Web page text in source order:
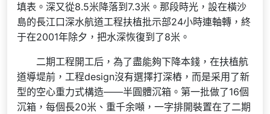
填表。深又從8.5米降落到7.3米。那段時光，設在橫沙
島的長江口深水航道工程扶植批示部24小時連軸轉，終
于在2001年除夕，把水深恢復到了8米。
二期工程開工后，為了盡能夠下降本錢，在扶植航
道導堤前，工程design沒有選擇打深樁，而是采用了新
型的空心重力式構造——半圓體沉箱。第一批做了16個
沉箱，每個長20米、重千余噸，一字排開裝置在了二期